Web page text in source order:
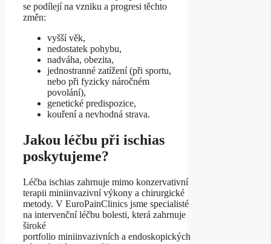
se podílejí na vzniku a progresi těchto
změn:
vyšší věk,
nedostatek pohybu,
nadváha, obezita,
jednostranné zatížení (při sportu,
nebo při fyzicky náročném
povolání),
genetické predispozice,
kouření a nevhodná strava.
Jakou léčbu při ischias
poskytujeme?
Léčba ischias zahrnuje mimo konzervativní
terapii miniinvazivní výkony a chirurgické
metody. V EuroPainClinics jsme specialisté
na intervenční léčbu bolesti, která zahrnuje
široké
portfolio miniinvazivních a endoskopických